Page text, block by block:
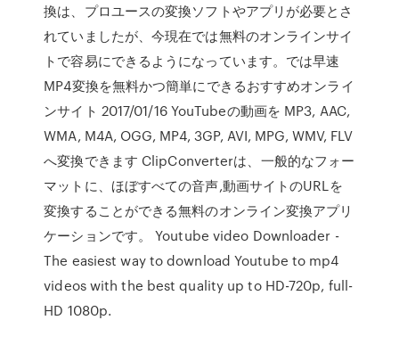
換は、プロユースの変換ソフトやアプリが必要とさ
れていましたが、今現在では無料のオンラインサイ
トで容易にできるようになっています。では早速
MP4変換を無料かつ簡単にできるおすすめオンライ
ンサイト 2017/01/16 YouTubeの動画を MP3, AAC,
WMA, M4A, OGG, MP4, 3GP, AVI, MPG, WMV, FLV
へ変換できます ClipConverterは、一般的なフォー
マットに、ほぼすべての音声,動画サイトのURLを
変換することができる無料のオンライン変換アプリ
ケーションです。 Youtube video Downloader -
The easiest way to download Youtube to mp4
videos with the best quality up to HD-720p, full-
HD 1080p.